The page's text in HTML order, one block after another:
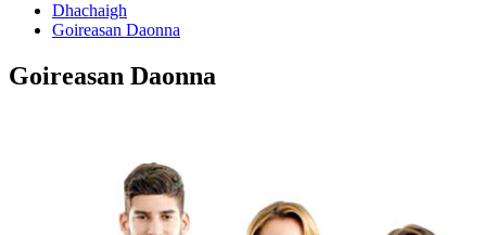
Dhachaigh
Goireasan Daonna
Goireasan Daonna